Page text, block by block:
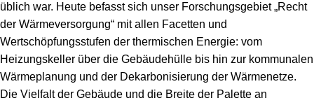
üblich war. Heute befasst sich unser Forschungsgebiet „Recht
der Wärmeversorgung“ mit allen Facetten und
Wertschöpfungsstufen der thermischen Energie: vom
Heizungskeller über die Gebäudehülle bis hin zur kommunalen
Wärmeplanung und der Dekarbonisierung der Wärmenetze.
Die Vielfalt der Gebäude und die Breite der Palette an